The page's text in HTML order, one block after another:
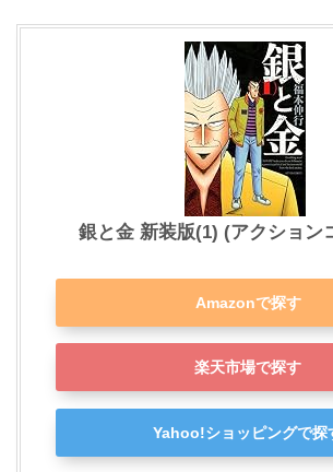
銀と金 新装版(1) (アクション
Amazonで探す
楽天市場で探す
Yahoo!ショッピングで探